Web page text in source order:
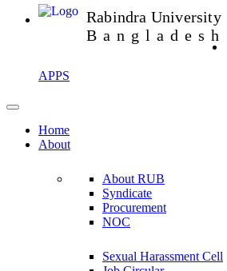
Rabindra University
Bangladesh
APPS
Home
About
About RUB
Syndicate
Procurement
NOC
Sexual Harassment Cell